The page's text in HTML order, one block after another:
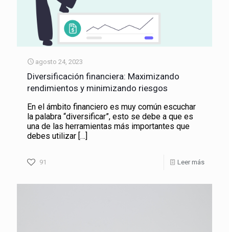
agosto 24, 2023
Diversificación financiera: Maximizando
rendimientos y minimizando riesgos
En el ámbito financiero es muy común escuchar
la palabra “diversificar”, esto se debe a que es
una de las herramientas más importantes que
debes utilizar […]
91 Leer más